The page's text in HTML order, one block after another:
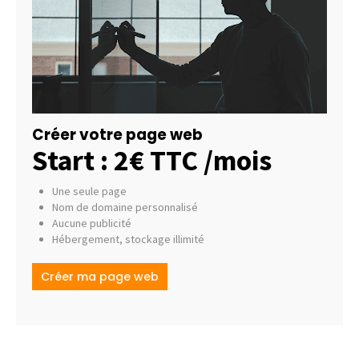
Créer votre page web
Start : 2€ TTC /mois
Une seule page
Nom de domaine personnalisé
Aucune publicité
Hébergement, stockage illimité
Créer ma page web